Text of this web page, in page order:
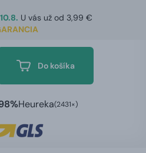
U vás už od 3,99 €
Do košíka
Heureka(2431×)